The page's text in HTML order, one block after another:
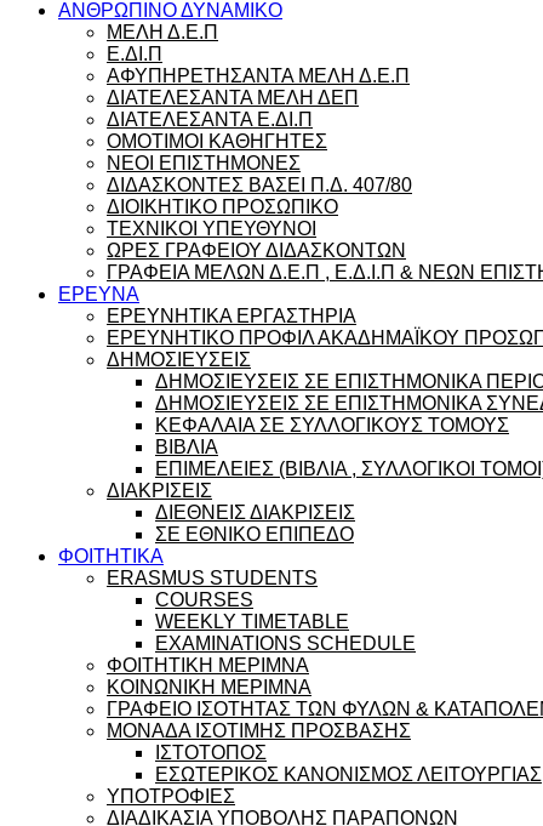
ΑΝΘΡΩΠΙΝΟ ΔΥΝΑΜΙΚΟ
ΜΕΛΗ Δ.Ε.Π
Ε.ΔΙ.Π
ΑΦΥΠΗΡΕΤΗΣΑΝΤΑ ΜΕΛΗ Δ.Ε.Π
ΔΙΑΤΕΛΕΣΑΝΤΑ ΜΕΛΗ ΔΕΠ
ΔΙΑΤΕΛΕΣΑΝΤΑ Ε.ΔΙ.Π
ΟΜΟΤΙΜΟΙ ΚΑΘΗΓΗΤΕΣ
ΝΕΟΙ ΕΠΙΣΤΗΜΟΝΕΣ
ΔΙΔΑΣΚΟΝΤΕΣ ΒΑΣΕΙ Π.Δ. 407/80
ΔΙΟΙΚΗΤΙΚΟ ΠΡΟΣΩΠΙΚΟ
ΤΕΧΝΙΚΟΙ ΥΠΕΥΘΥΝΟΙ
ΩΡΕΣ ΓΡΑΦΕΙΟΥ ΔΙΔΑΣΚΟΝΤΩΝ
ΓΡΑΦΕΙΑ ΜΕΛΩΝ Δ.Ε.Π , Ε.Δ.Ι.Π & ΝΕΩΝ
ΕΡΕΥΝΑ
ΕΡΕΥΝΗΤΙΚΑ ΕΡΓΑΣΤΗΡΙΑ
ΕΡΕΥΝΗΤΙΚΟ ΠΡΟΦΙΛ ΑΚΑΔΗΜΑΪΚΟΥ
ΔΗΜΟΣΙΕΥΣΕΙΣ
ΔΗΜΟΣΙΕΥΣΕΙΣ ΣΕ ΕΠΙΣΤΗΜΟΝΙΚΑ
ΔΗΜΟΣΙΕΥΣΕΙΣ ΣΕ ΕΠΙΣΤΗΜΟΝΙΚΑ
ΚΕΦΑΛΑΙΑ ΣΕ ΣΥΛΛΟΓΙΚΟΥΣ ΤΟΜΟΥΣ
ΒΙΒΛΙΑ
ΕΠΙΜΕΛΕΙΕΣ (ΒΙΒΛΙΑ , ΣΥΛΛΟΓΙΚΟΙ
ΔΙΑΚΡΙΣΕΙΣ
ΔΙΕΘΝΕΙΣ ΔΙΑΚΡΙΣΕΙΣ
ΣΕ ΕΘΝΙΚΟ ΕΠΙΠΕΔΟ
ΦΟΙΤΗΤΙΚΑ
ERASMUS STUDENTS
COURSES
WEEKLY TIMETABLE
EXAMINATIONS SCHEDULE
ΦΟΙΤΗΤΙΚΗ ΜΕΡΙΜΝΑ
ΚΟΙΝΩΝΙΚΗ ΜΕΡΙΜΝΑ
ΓΡΑΦΕΙΟ ΙΣΟΤΗΤΑΣ ΤΩΝ ΦΥΛΩΝ &
ΜΟΝΑΔΑ ΙΣΟΤΙΜΗΣ ΠΡΟΣΒΑΣΗΣ
ΙΣΤΟΤΟΠΟΣ
ΕΣΩΤΕΡΙΚΟΣ ΚΑΝΟΝΙΣΜΟΣ ΛΕΙΤΟΥΡΓΙΑΣ
ΥΠΟΤΡΟΦΙΕΣ
ΔΙΑΔΙΚΑΣΙΑ ΥΠΟΒΟΛΗΣ ΠΑΡΑΠΟΝΩΝ